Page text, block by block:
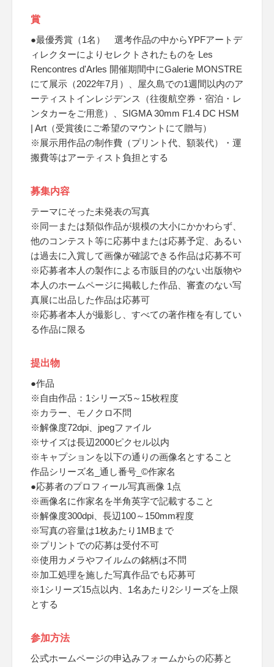
賞
●最優秀賞（1名） 選考作品の中からYPFアートデ
ィレクターによりセレクトされたものを Les
Rencontres d'Arles 開催期間中にGalerie MONSTRE
にて展示（2022年7月）、屋久島での1週間以内のア
ーティストインレジデンス（往復航空券・宿泊・レ
ンタカーをご用意）、SIGMA 30mm F1.4 DC HSM
| Art（受賞後にご希望のマウントにて贈与）
※展示用作品の制作費（プリント代、額装代）・運
搬費等はアーティスト負担とする
募集内容
テーマにそった未発表の写真
※同一または類似作品が規模の大小にかかわらず、
他のコンテスト等に応募中または応募予定、あるい
は過去に入賞して画像が確認できる作品は応募不可
※応募者本人の製作による市販目的のない出版物や
本人のホームページに掲載した作品、審査のない写
真展に出品した作品は応募可
※応募者本人が撮影し、すべての著作権を有してい
る作品に限る
提出物
●作品
※自由作品：1シリーズ5～15枚程度
※カラー、モノクロ不問
※解像度72dpi、jpegファイル
※サイズは長辺2000ピクセル以内
※キャプションを以下の通りの画像名とすること
作品シリーズ名_通し番号_©作家名
●応募者のプロフィール写真画像 1点
※画像名に作家名を半角英字で記載すること
※解像度300dpi、長辺100～150mm程度
※写真の容量は1枚あたり1MBまで
※プリントでの応募は受付不可
※使用カメラやフイルムの銘柄は不問
※加工処理を施した写真作品でも応募可
※1シリーズ15点以内、1名あたり2シリーズを上限
とする
参加方法
公式ホームページの申込みフォームからの応募と